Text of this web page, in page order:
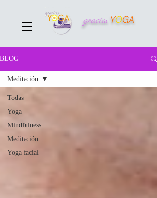
gracias YOGA
BLOG
Todas
Yoga
Mindfulness
Meditación
Yoga facial
Meditación